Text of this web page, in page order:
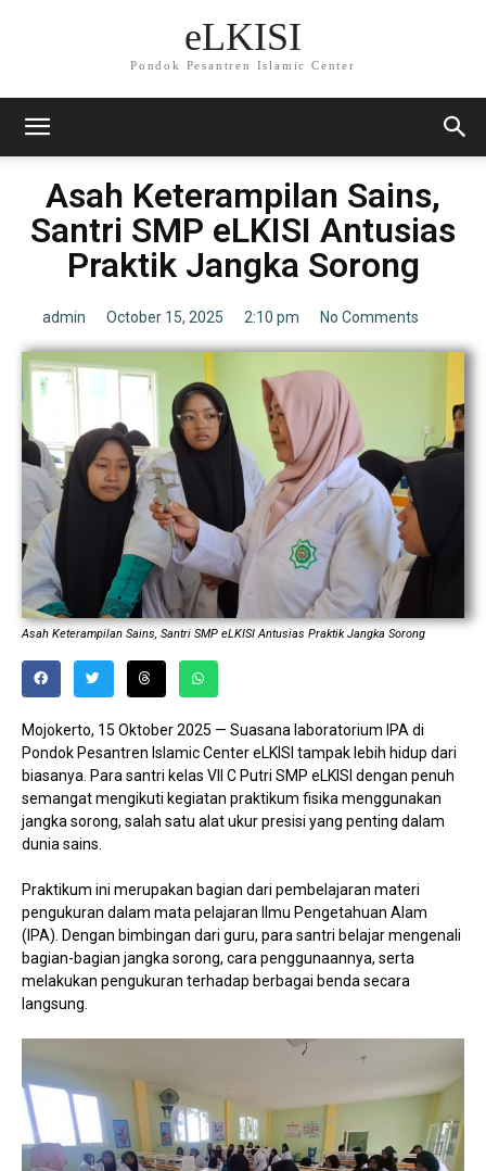
eLKISI
Pondok Pesantren Islamic Center
Asah Keterampilan Sains,
Santri SMP eLKISI Antusias
Praktik Jangka Sorong
admin October 15, 2025 2:10 pm No Comments
Asah Keterampilan Sains, Santri SMP eLKISI Antusias Praktik Jangka Sorong
Mojokerto, 15 Oktober 2025 — Suasana laboratorium IPA di
Pondok Pesantren Islamic Center eLKISI tampak lebih hidup dari
biasanya. Para santri kelas VII C Putri SMP eLKISI dengan penuh
semangat mengikuti kegiatan praktikum fisika menggunakan
jangka sorong, salah satu alat ukur presisi yang penting dalam
dunia sains.
Praktikum ini merupakan bagian dari pembelajaran materi
pengukuran dalam mata pelajaran Ilmu Pengetahuan Alam
(IPA). Dengan bimbingan dari guru, para santri belajar mengenali
bagian-bagian jangka sorong, cara penggunaannya, serta
melakukan pengukuran terhadap berbagai benda secara
langsung.